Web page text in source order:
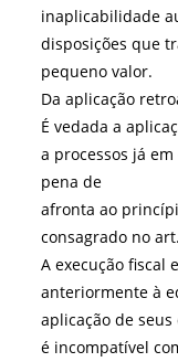
inaplicabilidade
disposições que
pequeno valor.
Da aplicação
É vedada a
a processos já
pena de
afronta ao
consagrado no
A execução fiscal
anteriormente à
aplicação de
é incompatível